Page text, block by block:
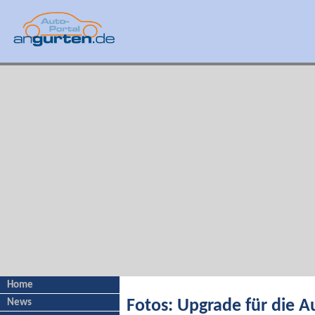
Home
News
Fotos: Upgrade für die